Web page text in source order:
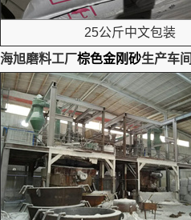
25公斤中文包装
海旭磨料工厂棕色金刚砂生产车间